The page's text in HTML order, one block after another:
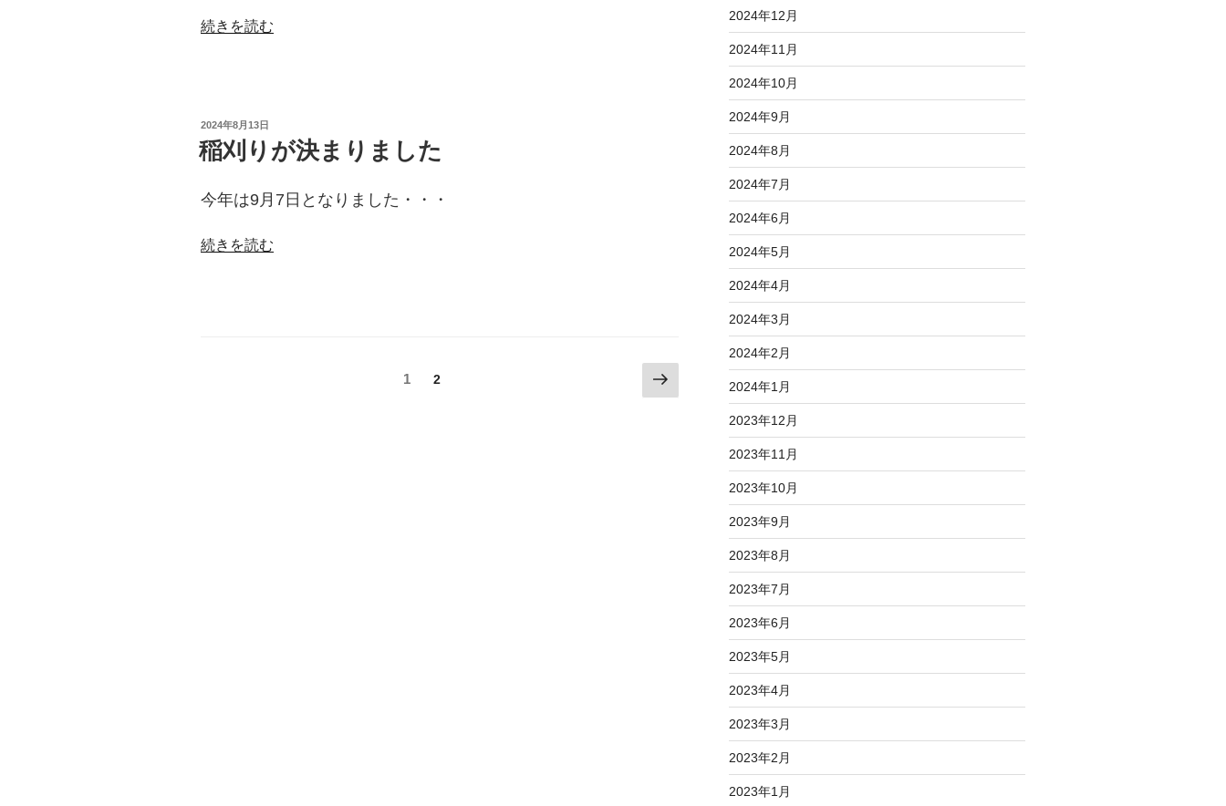
“花
続きを読む
投
稿
日:
2024年8月13日
稲刈りが決まりました
今年は9月7日となりました・・・
“稲
続きを読む
ペ
1
ペ
2
次
の
2024年12月
2024年11月
2024年10月
2024年9月
2024年8月
2024年7月
2024年6月
2024年5月
2024年4月
2024年3月
2024年2月
2024年1月
2023年12月
2023年11月
2023年10月
2023年9月
2023年8月
2023年7月
2023年6月
2023年5月
2023年4月
2023年3月
2023年2月
2023年1月